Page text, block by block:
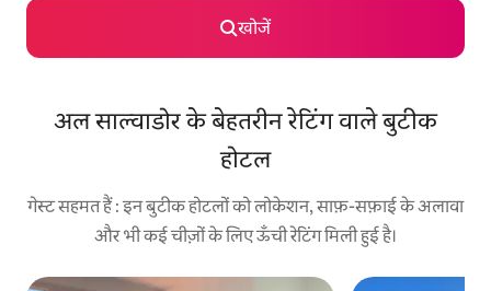
खोजें
अल साल्वाडोर के बेहतरीन रेटिंग वाले बुटीक
होटल
गेस्ट सहमत हैं : इन बुटीक होटलों को लोकेशन, साफ़-सफ़ाई के अलावा
और भी कई चीज़ों के लिए ऊँची रेटिंग मिली हुई है।